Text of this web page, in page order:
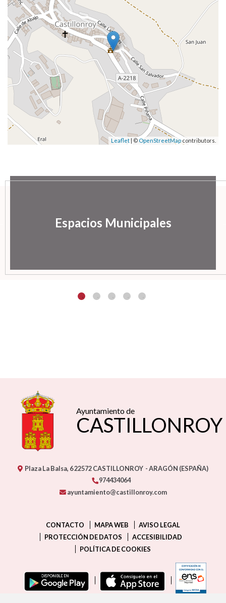
Leaflet| ©OpenStreetMap contributors.
Espacios Municipales
Ayuntamiento de
CASTILLONROY
Plaza La Balsa, 622572CASTILLONROY - ARAGÓN (ESPAÑA)
974434064
ayuntamiento@castillonroy.com
CONTACTO MAPA WEB
AVISO LEGAL
PROTECCIÓN DE DATOS
ACCESIBILIDAD
POLÍTICA DE COOKIES